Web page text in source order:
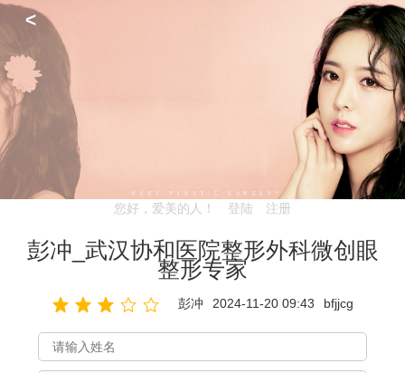
<
您好，爱美的人！ 登陆 注册
彭冲_武汉协和医院整形外科微创眼
整形专家
彭冲 2024-11-20 09:43 bfjjcg